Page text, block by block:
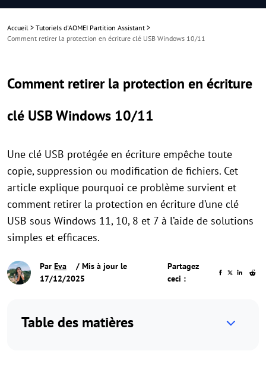
Accueil > Tutoriels d'AOMEI Partition Assistant >
Comment retirer la protection en écriture clé USB Windows 10/11
Comment retirer la protection en écriture
clé USB Windows 10/11
Une clé USB protégée en écriture empêche toute
copie, suppression ou modification de fichiers. Cet
article explique pourquoi ce problème survient et
comment retirer la protection en écriture d’une clé
USB sous Windows 11, 10, 8 et 7 à l’aide de solutions
simples et efficaces.
Par Eva
/ Mis à jour le
17/12/2025
Partagez
ceci :
Table des matières